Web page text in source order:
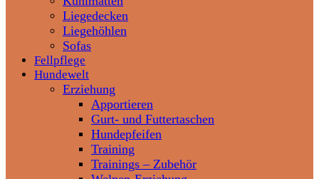
Liegedecken
Liegehöhlen
Sofas
Fellpflege
Hundewelt
Erziehung
Apportieren
Gurt- und Futtertaschen
Hundepfeifen
Training
Trainings – Zubehör